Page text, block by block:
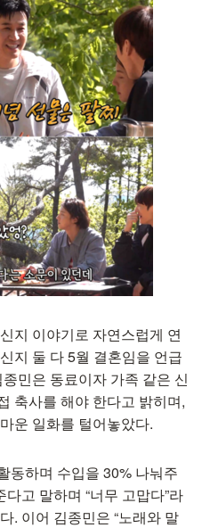
지 이야기로 자연스럽게 연
지 둘 다 5월 결혼임을 언급
민은 동료이자 가족 같은 신
축사를 해야 한다고 밝히며,
운 일화를 털어놓았다.
동하며 수입을 30% 나눠주
고 말하며 “너무 고맙다”라
. 이어 김종민은 “노래와 말